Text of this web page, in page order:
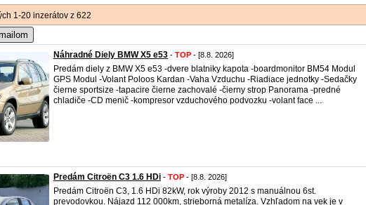
1-20 inzerátov z 622
Náhradné Diely BMW X5 e53 - TOP - [8.8. 2026]
Predám diely z BMW X5 e53 -dvere blatniky kapota -boardmonitor BM54 Modul
GPS Modul -Volant Poloos Kardan -Vaha Vzduchu -Riadiace jednotky -Sedačky
čierne sportsize -tapacire čierne zachovalé -čierny strop Panorama -predné
chladiče -CD menič -kompresor vzduchového podvozku -volant face ...
Predám Citroën C3 1.6 HDi - TOP - [8.8. 2026]
Predám Citroën C3, 1.6 HDi 82kW, rok výroby 2012 s manuálnou 6st.
prevodovkou. Nájazd 112 000km, strieborná metalíza. Vzhľadom na vek je v